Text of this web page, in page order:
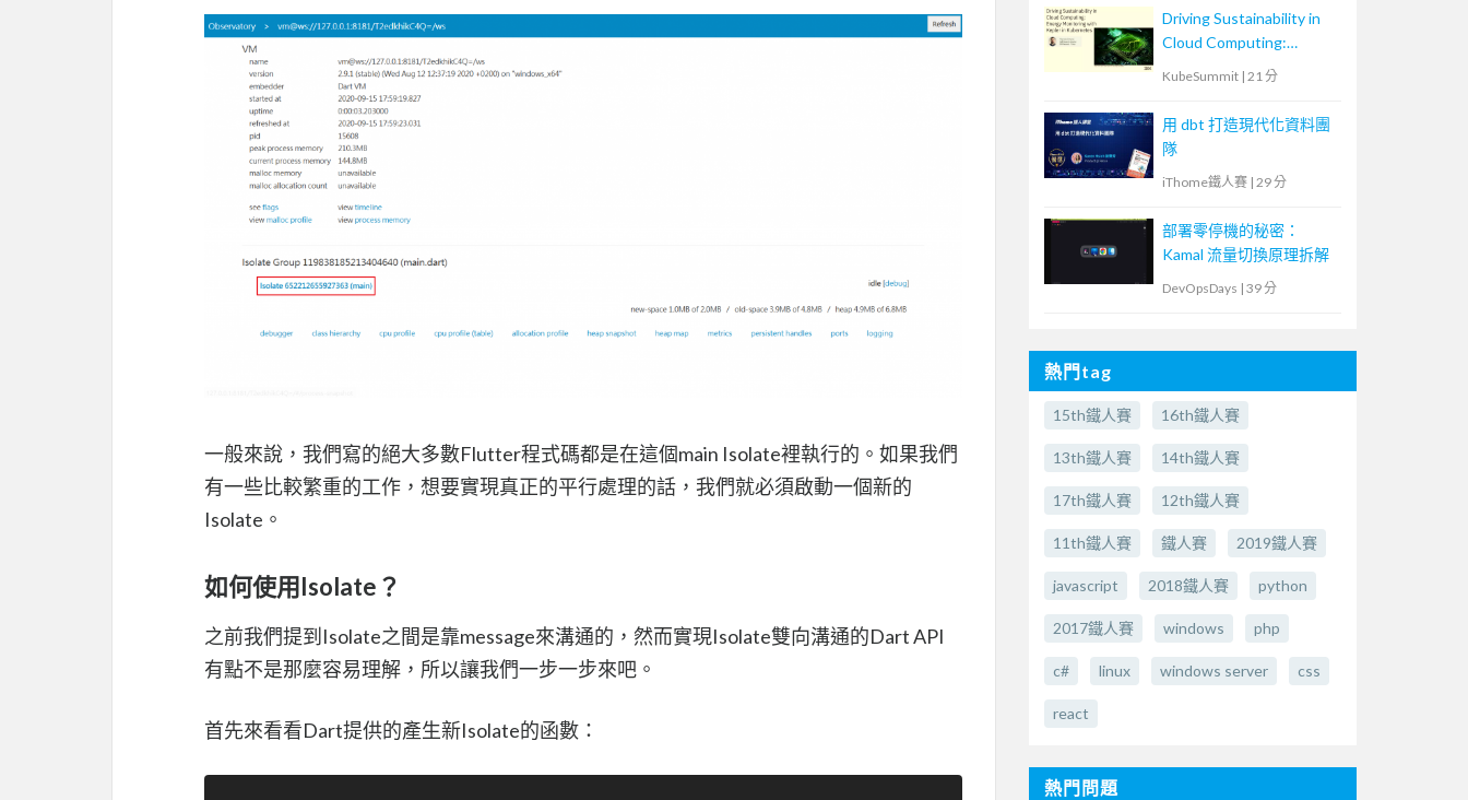
一般來說，我們寫的絕大多數Flutter程式碼都是在這個main Isolate裡執行的。如果我們
有一些比較繁重的工作，想要實現真正的平行處理的話，我們就必須啟動一個新的
Isolate。
如何使用Isolate？
之前我們提到Isolate之間是靠message來溝通的，然而實現Isolate雙向溝通的Dart API
有點不是那麼容易理解，所以讓我們一步一步來吧。
首先來看看Dart提供的產生新Isolate的函數：
Driving Sustainability in
Cloud Computing:
Energy Monitoring with
KubeSummit | 21 分
用 dbt 打造現代化資料團
隊
iThome鐵人賽 | 29 分
部署零停機的秘密：
Kamal 流量切換原理拆解
DevOpsDays | 39 分
熱門tag
15th鐵人賽 16th鐵人賽
13th鐵人賽 14th鐵人賽
17th鐵人賽 12th鐵人賽
11th鐵人賽 鐵人賽 2019鐵人賽
javascript 2018鐵人賽 python
2017鐵人賽 windows php
c# linux windows server css
react
熱門問題